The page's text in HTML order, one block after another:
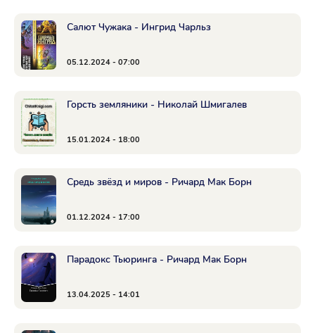
Салют Чужака - Ингрид Чарльз
05.12.2024 - 07:00
Горсть земляники - Николай Шмигалев
15.01.2024 - 18:00
Средь звёзд и миров - Ричард Мак Борн
01.12.2024 - 17:00
Парадокс Тьюринга - Ричард Мак Борн
13.04.2025 - 14:01